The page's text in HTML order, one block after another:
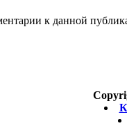
к данной